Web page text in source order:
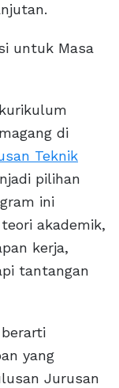
untuk Masa
di
Teknik
pilihan
ini
akademik,
kerja,
tantangan
yang
Jurusan